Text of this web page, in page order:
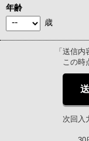
年齢
歳
「送信
この時
次回入